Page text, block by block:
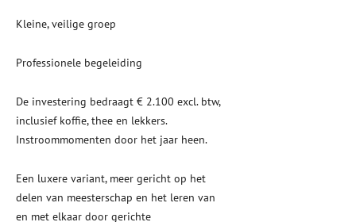
Kleine, veilige groep
Professionele begeleiding
De investering bedraagt € 2.100 excl. btw,
inclusief koffie, thee en lekkers.
Instroommomenten door het jaar heen.
Een luxere variant, meer gericht op het
delen van meesterschap en het leren van
en met elkaar door gerichte